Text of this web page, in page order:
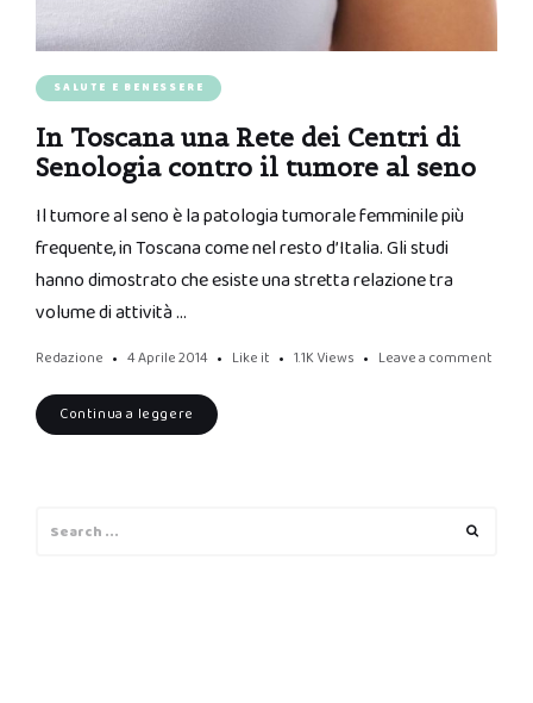
SALUTE E BENESSERE
In Toscana una Rete dei Centri di
Senologia contro il tumore al seno
Il tumore al seno è la patologia tumorale femminile più
frequente, in Toscana come nel resto d’Italia. Gli studi
hanno dimostrato che esiste una stretta relazione tra
volume di attività …
Redazione 4 Aprile 2014 Like it 1.1K Views Leave a comment
Continua a leggere
for: